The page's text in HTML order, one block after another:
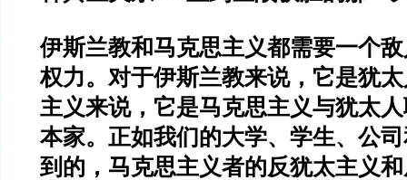
伊斯兰教和马克思主义都需要一个
权力。对于伊斯兰教来说，它是犹
主义来说，它是马克思主义与犹太
本家。正如我们的大学、学生、公
到的，马克思主义者的反犹太主义